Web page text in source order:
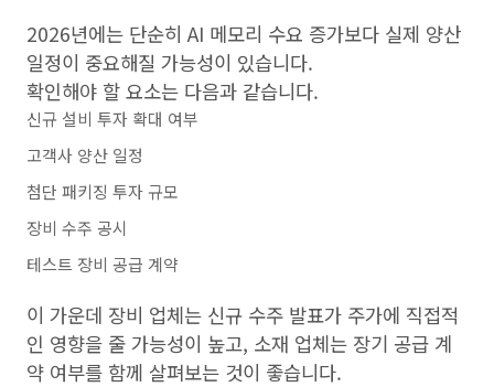
2026년에는 단순히 AI 메모리 수요 증가보다 실제 양산
일정이 중요해질 가능성이 있습니다.
확인해야 할 요소는 다음과 같습니다.
신규 설비 투자 확대 여부
고객사 양산 일정
첨단 패키징 투자 규모
장비 수주 공시
테스트 장비 공급 계약
이 가운데 장비 업체는 신규 수주 발표가 주가에 직접적
인 영향을 줄 가능성이 높고, 소재 업체는 장기 공급 계
약 여부를 함께 살펴보는 것이 좋습니다.